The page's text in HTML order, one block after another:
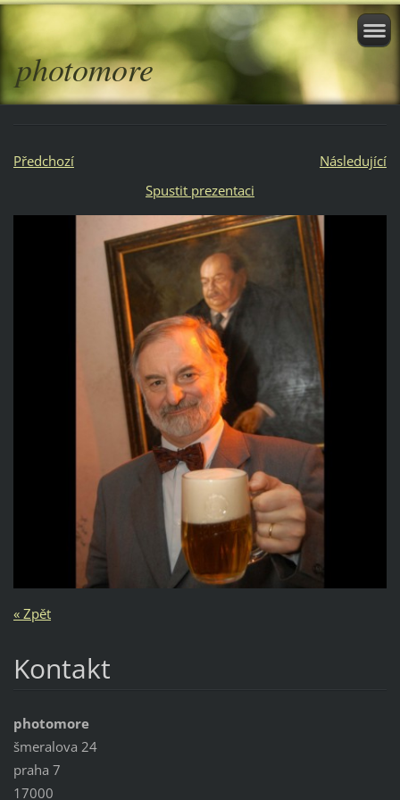
photomore
Předchozí
Následující
Spustit prezentaci
« Zpět
Kontakt
photomore
šmeralova 24
praha 7
17000